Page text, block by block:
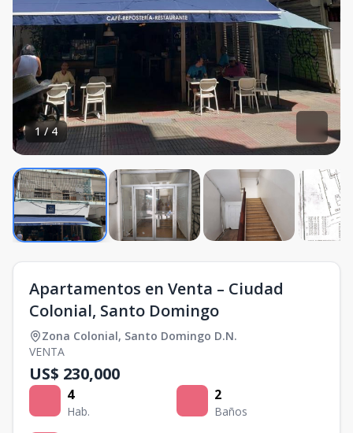
1/4
Apartamentos en Venta – Ciudad
Colonial, Santo Domingo
Zona Colonial, Santo Domingo D.N.
VENTA
US$ 230,000
4
Hab.
2
Baños